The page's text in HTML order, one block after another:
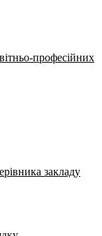
професійних
закладу